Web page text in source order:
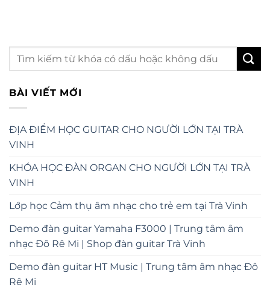
BÀI VIẾT MỚI
ĐỊA ĐIỂM HỌC GUITAR CHO NGƯỜI LỚN TẠI TRÀ
VINH
KHÓA HỌC ĐÀN ORGAN CHO NGƯỜI LỚN TẠI TRÀ
VINH
Lớp học Cảm thụ âm nhạc cho trẻ em tại Trà Vinh
Demo đàn guitar Yamaha F3000 | Trung tâm âm
nhạc Đô Rê Mi | Shop đàn guitar Trà Vinh
Demo đàn guitar HT Music | Trung tâm âm nhạc Đô
Rê Mi